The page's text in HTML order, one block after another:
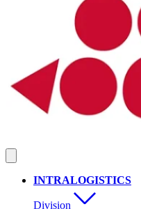
INTRALOGISTICS
Division